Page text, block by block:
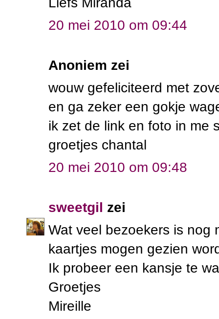
20 mei 2010 om 09:44
Anoniem zei
wouw gefeliciteerd met
en ga zeker een gokje
ik zet de link en foto in me
groetjes chantal
20 mei 2010 om 09:48
sweetgil zei
Wat veel bezoekers is nog
kaartjes mogen gezien
Ik probeer een kansje te
Groetjes
Mireille